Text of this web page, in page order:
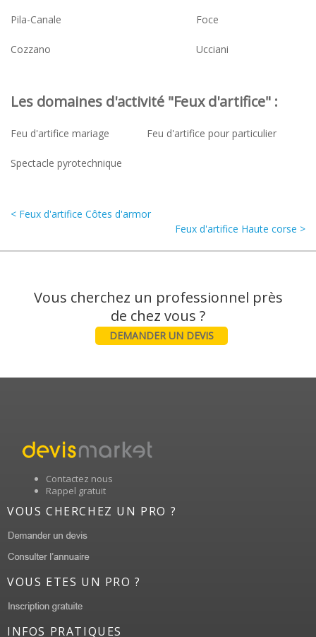
Pila-Canale Foce
Cozzano Ucciani
Les domaines d'activité "Feux d'artifice" :
Feu d'artifice mariage Feu d'artifice pour particulier
Spectacle pyrotechnique
< Feux d'artifice Côtes d'armor
Feux d'artifice Haute corse >
Vous cherchez un professionnel près
DEMANDER UN DEVIS
Contactez nous
Rappel gratuit
VOUS CHERCHEZ UN PRO ?
VOUS ETES UN PRO ?
INFOS PRATIQUES